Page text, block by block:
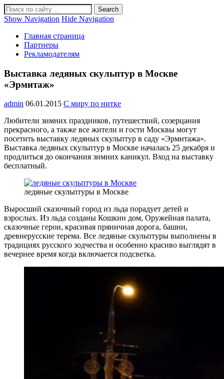
Show Navigation Hide Navigation
Главная страница
Партнеры
Рекламодателям
Выставка ледяных скульптур в Москве
«Эрмитаж»
admin 06.01.2015 С миру по нитке
Любители зимних праздников, путешествий, созерцания
прекрасного, а также все жители и гости Москвы могут
посетить выставку ледяных скульптур в саду «Эрмитажа».
Выставка ледяных скульптур в Москве началась 25 декабря и
продлиться до окончания зимних каникул. Вход на выставку
бесплатный.
ледяные скульптуры в Москве
Выросший сказочный город из льда порадует детей и
взрослых. Из льда созданы Кошкин дом, Оружейная палата,
сказочные герои, красивая пряничная дорога, башни,
древнерусские терема. Все ледяные скульптуры выполнены в
традициях русского зодчества и особенно красиво выглядят в
вечернее время когда включается подсветка.